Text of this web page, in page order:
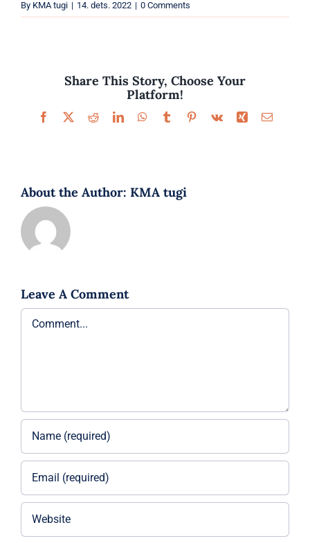
By KMA tugi | 14. dets. 2022 | 0 Comments
Share This Story, Choose Your
Platform!
Facebook
X RedditLinkedInWhatsApp
TumblrPinterest
Vk Xing Email
About the Author: KMA tugi
Leave A Comment
Comment